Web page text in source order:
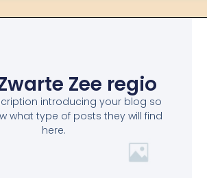
Zee regio
introducing your blog so
what type of posts they will find
here.